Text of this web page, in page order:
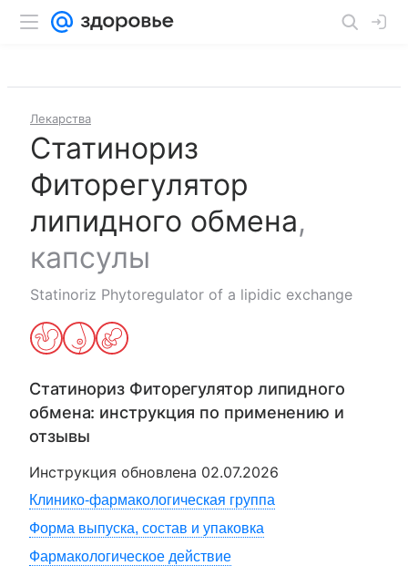
Лекарства
Статинориз
Фиторегулятор
липидного обмена,
капсулы
Statinoriz Phytoregulator of a lipidic exchange
Статинориз Фиторегулятор липидного
обмена: инструкция по применению и
отзывы
Инструкция обновлена 02.07.2026
Клинико-фармакологическая группа
Форма выпуска, состав и упаковка
Фармакологическое действие